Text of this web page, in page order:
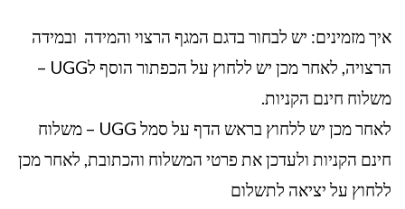
איך מזמינים: יש לבחור בדגם המגף הרצוי והמידה ובמידה
הרצויה, לאחר מכן יש ללחוץ על הכפתור הוסף לUGG –
משלוח חינם הקניות.
לאחר מכן יש ללחוץ בראש הדף על סמל UGG – משלוח
חינם הקניות ולעדכן את פרטי המשלוח והכתובת, לאחר מכן
ללחוץ על יציאה לתשלום